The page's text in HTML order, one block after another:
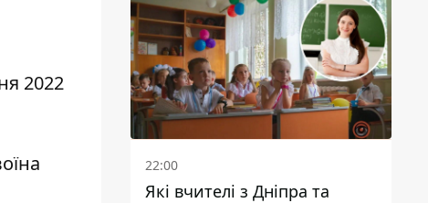
2022
22:00
Які вчителі з Дніпра та